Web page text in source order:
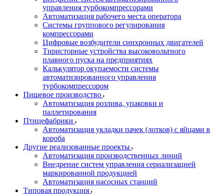
управления турбокомпрессорами
Автоматизация рабочего места оператора
Системы группового регулирования
компрессорами
Цифровые возбудители синхронных двигателей
Тиристорные устройства высоковольтного
плавного пуска на предприятиях
Калькулятор окупаемости системы
автоматизированного управления
турбокомпрессором
Пищевое производство
Автоматизация розлива, упаковки и
паллетирования
Птицефабрики
Автоматизация укладки пачек (лотков) с яйцами в
короба
Другие реализованные проекты
Автоматизация производственных линий
Внедрение систем управления сериализацией
маркированной продукцией
Автоматизация насосных станций
Типовая продукция